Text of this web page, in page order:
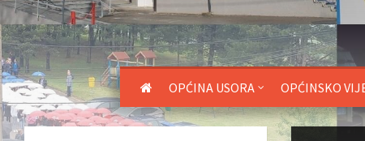
OPĆINA USORA OPĆINSKO